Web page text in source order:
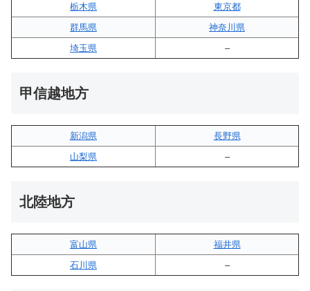
栃木県
東京都
群馬県
神奈川県
埼玉県
–
甲信越地方
新潟県
長野県
山梨県
–
北陸地方
富山県
福井県
石川県
–